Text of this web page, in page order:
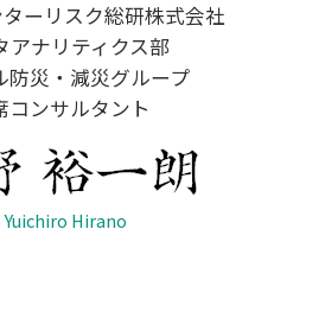
ーリスク総研株式会社
アナリティクス部
防災・減災グループ
コンサルタント
Yuichiro Hirano